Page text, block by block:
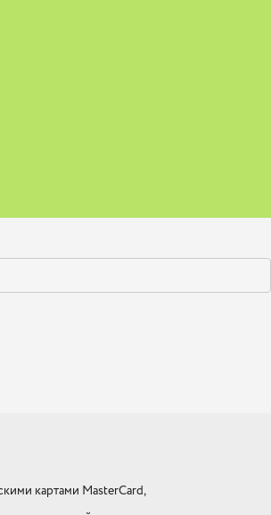
картами MasterCard,